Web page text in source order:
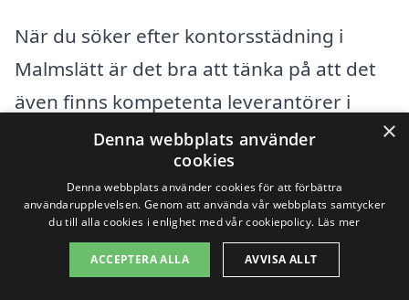
När du söker efter kontorsstädning i
Malmslätt är det bra att tänka på att det
även finns kompetenta leverantörer i
omgivande städer. Här är några exempel
på närliggande platser där du kan hitta
professionella städtjänster:
Linköping
×
Denna webbplats använder
cookies
Denna webbplats använder cookies för att förbättra
användarupplevelsen. Genom att använda vår webbplats samtycker
du till alla cookies i enlighet med vår cookiepolicy. Läs mer
ACCEPTERA ALLA AVVISA ALLT